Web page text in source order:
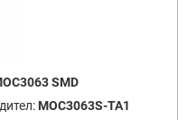
SMD
MOC3063S-TA1